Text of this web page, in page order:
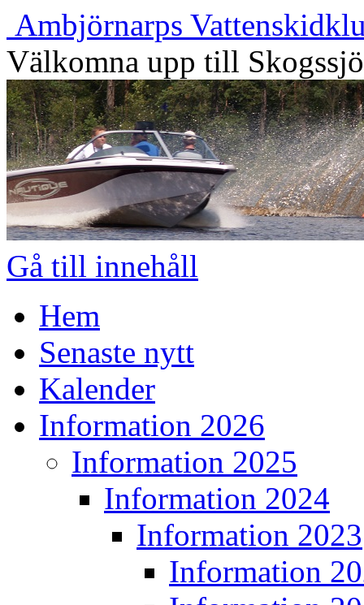
Ambjörnarps
Välkomna upp till
Gå till innehåll
Hem
Senaste nytt
Kalender
Information 2026
Information 2025
Information 2024
Information 2023
Information